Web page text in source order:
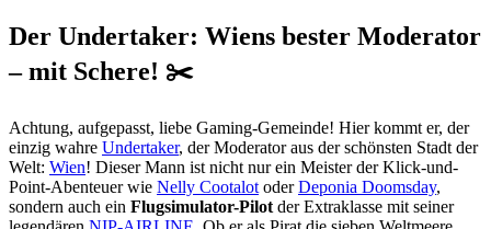
Der Undertaker: Wiens bester Moderator
– mit Schere! ✂️
Achtung, aufgepasst, liebe Gaming-Gemeinde! Hier kommt er, der
einzig wahre Undertaker, der Moderator aus der schönsten Stadt der
Welt: Wien! Dieser Mann ist nicht nur ein Meister der Klick-und-
Point-Abenteuer wie Nelly Cootalot oderDeponia Doomsday,
sondern auch ein Flugsimulator-Pilot der Extraklasse mit seiner